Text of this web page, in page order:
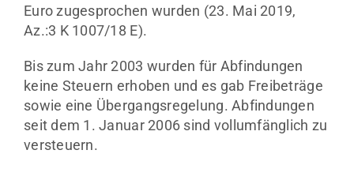
Euro zugesprochen wurden (23. Mai 2019,
Az.:3 K 1007/18 E).
Bis zum Jahr 2003 wurden für Abfindungen
keine Steuern erhoben und es gab Freibeträge
sowie eine Übergangsregelung. Abfindungen
seit dem 1. Januar 2006 sind vollumfänglich zu
versteuern.